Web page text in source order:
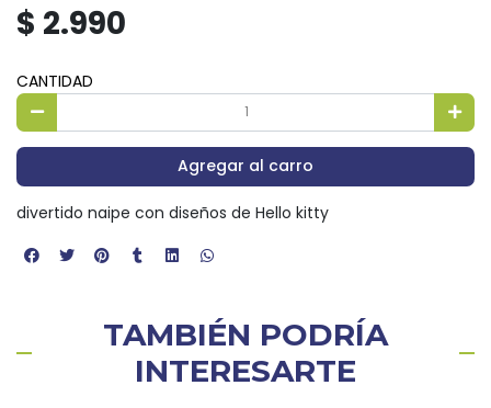
$ 2.990
CANTIDAD
Agregar al carro
divertido naipe con diseños de Hello kitty
TAMBIÉN PODRÍA
INTERESARTE